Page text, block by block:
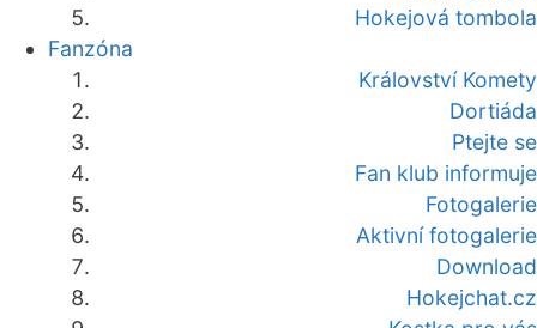
Hokejová tombola
Fanzóna
Království Komety
Dortiáda
Ptejte se
Fan klub informuje
Fotogalerie
Aktivní fotogalerie
Download
Hokejchat.cz